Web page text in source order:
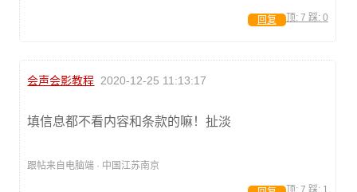
顶: 7 踩: 0
回复
会声会影教程 2020-12-25 11:13:17
填信息都不看内容和条款的嘛！扯淡
跟帖来自电脑端 · 中国江苏南京
顶: 7 踩: 1